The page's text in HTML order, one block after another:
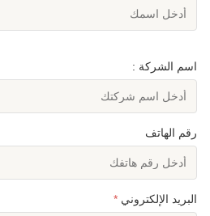
اسم الشركة :
رقم الهاتف
البريد الإلكتروني *